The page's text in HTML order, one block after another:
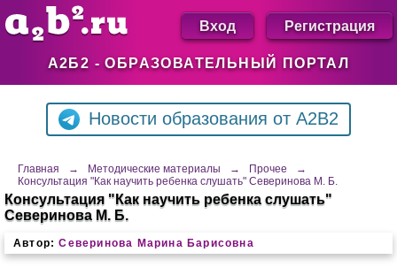
А2Б2 - ОБРАЗОВАТЕЛЬНЫЙ ПОРТАЛ
Вход Регистрация
Новости образования от A2B2
Главная → Методические материалы → Прочее
→
Консультация "Как научить ребенка слушать" Северинова М. Б.
Консультация "Как научить ребенка слушать"
Северинова М. Б.
Автор: Северинова Марина Барисовна